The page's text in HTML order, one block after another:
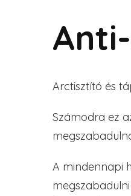
Arctisztító és
Számodra ez
A mindennapi